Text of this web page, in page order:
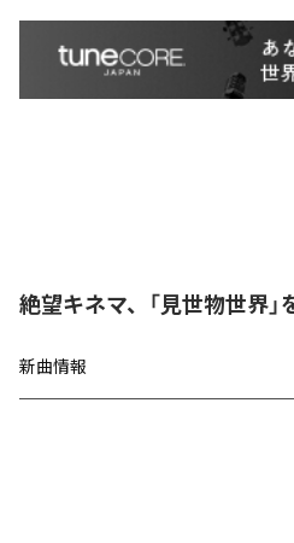
絶望キネマ、「見世物世界」
新曲情報